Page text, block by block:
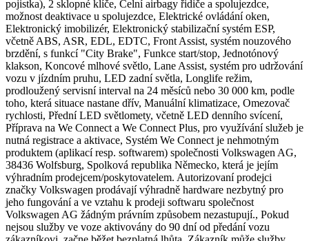
pojistka), 2 sklopné klíče, Čelní airbagy řidiče a spolujezdce,
možnost deaktivace u spolujezdce, Elektrické ovládání oken,
Elektronický imobilizér, Elektronický stabilizační systém ESP,
včetně ABS, ASR, EDL, EDTC, Front Assist, systém nouzového
brzdění, s funkcí "City Brake", Funkce start/stop, Jednotónový
klakson, Koncové mlhové světlo, Lane Assist, systém pro udržování
vozu v jízdním pruhu, LED zadní světla, Longlife režim,
prodloužený servisní interval na 24 měsíců nebo 30 000 km, podle
toho, která situace nastane dřív, Manuální klimatizace, Omezovač
rychlosti, Přední LED světlomety, včetně LED denního svícení,
Příprava na We Connect a We Connect Plus, pro využívání služeb je
nutná registrace a aktivace, Systém We Connect je nehmotným
produktem (aplikací resp. softwarem) společnosti Volkswagen AG,
38436 Wolfsburg, Spolková republika Německo, která je jejím
výhradním prodejcem/poskytovatelem. Autorizovaní prodejci
značky Volkswagen prodávají výhradně hardware nezbytný pro
jeho fungování a ve vztahu k prodeji softwaru společnost
Volkswagen AG žádným právním způsobem nezastupují., Pokud
nejsou služby ve voze aktivovány do 90 dní od předání vozu